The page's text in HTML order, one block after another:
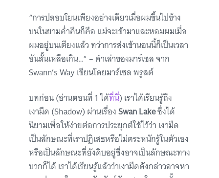
“การปลอบโยนเพียงอย่างเดียวเมื่อผมขึ้นไปข้าง
บนในยามค่ำคืนก็คือ แม่จะเข้ามาและหอมผมเมื่อ
ผมอยู่บนเตียงแล้ว ทว่าการส่งเข้านอนนี้ก็เป็นเวลา
อันสั้นเหลือเกิน…” – คำเล่าของมาร์เซล จาก
Swann’s Way เขียนโดยมาร์เซล พรูสต์
บทก่อน (อ่านตอนที่ 1 ได้ที่นี่) เราได้เรียนรู้ถึง
เงามืด (Shadow) ผ่านเรื่องSwan Lakeซึ่งได้
นิยามเพื่อให้ง่ายต่อการประยุกต์ใช้ไว้ว่า เงามืด
เป็นลักษณะที่เราปฏิเสธหรือไม่ตระหนักรู้ในตัวเอง
หรือเป็นลักษณะที่ยังดิบอยู่ซึ่งอาจเป็นลักษณะทาง
บวกก็ได้ เราได้เรียนรู้แล้วว่าเงามืดดังกล่าวอาจหา